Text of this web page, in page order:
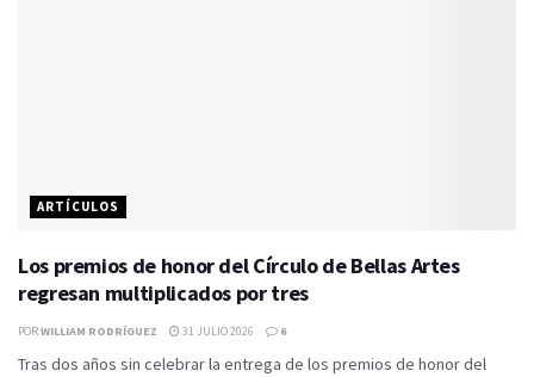
ARTÍCULOS
Los premios de honor del Círculo de Bellas Artes
regresan multiplicados por tres
PORWILLIAM RODRÍGUEZ 31 JULIO 2026 6
Tras dos años sin celebrar la entrega de los premios de honor del